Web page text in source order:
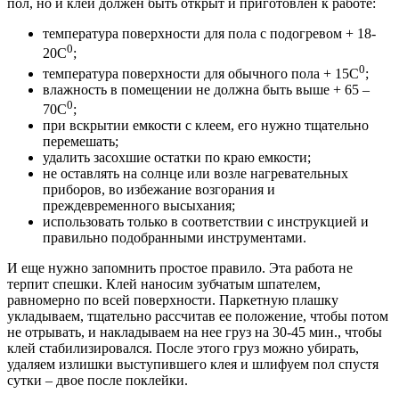
пол, но и клей должен быть открыт и приготовлен к работе:
температура поверхности для пола с подогревом + 18-
20С0;
температура поверхности для обычного пола + 15С0;
влажность в помещении не должна быть выше + 65 –
70С0;
при вскрытии емкости с клеем, его нужно тщательно
перемешать;
удалить засохшие остатки по краю емкости;
не оставлять на солнце или возле нагревательных
приборов, во избежание возгорания и
преждевременного высыхания;
использовать только в соответствии с инструкцией и
правильно подобранными инструментами.
И еще нужно запомнить простое правило. Эта работа не
терпит спешки. Клей наносим зубчатым шпателем,
равномерно по всей поверхности. Паркетную плашку
укладываем, тщательно рассчитав ее положение, чтобы потом
не отрывать, и накладываем на нее груз на 30-45 мин., чтобы
клей стабилизировался. После этого груз можно убирать,
удаляем излишки выступившего клея и шлифуем пол спустя
сутки – двое после поклейки.